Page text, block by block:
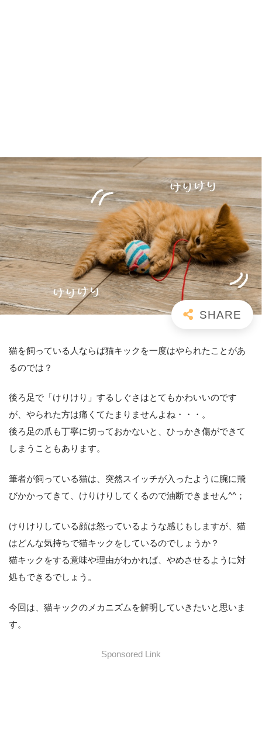
猫を飼っている人ならば猫キックを一度はやられたことがあ
るのでは？
後ろ足で「けりけり」するしぐさはとてもかわいいのです
が、やられた方は痛くてたまりませんよね・・・。
後ろ足の爪も丁寧に切っておかないと、ひっかき傷ができて
しまうこともあります。
筆者が飼っている猫は、突然スイッチが入ったように腕に飛
びかかってきて、けりけりしてくるので油断できません^^；
けりけりしている顔は怒っているような感じもしますが、猫
はどんな気持ちで猫キックをしているのでしょうか？
猫キックをする意味や理由がわかれば、やめさせるように対
処もできるでしょう。
今回は、猫キックのメカニズムを解明していきたいと思いま
す。
Sponsored Link